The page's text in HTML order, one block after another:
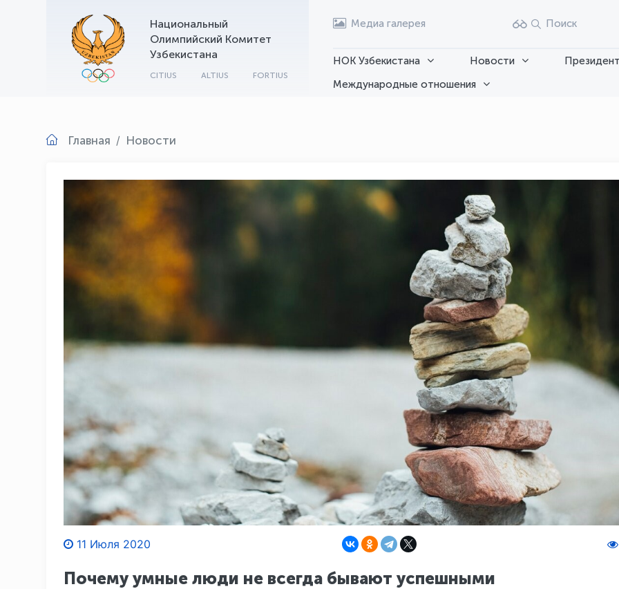
Национальный
Олимпийский Комитет
Узбекистана
CITIUS ALTIUS FORTIUS
Медиа галерея Поиск
НОК Узбекистана Новости
Международные отношения
Главная Новости
11 Июля 2020
Почему умные люди не всегда бывают успешными